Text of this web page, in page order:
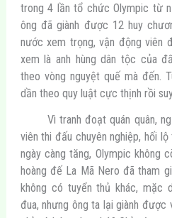
trong 4 lần tổ chức Olympic từ
ông đã giành được 12 huy
nước xem trọng, vận động viên
xem là anh hùng dân tộc của
theo vòng nguyệt quế mà đến.
dần theo quy luật cực thịnh rồi
Vì tranh đoạt quán quân,
viên thi đấu chuyên nghiệp, hối
ngày càng tăng, Olympic không
hoàng đế La Mã Nero đã tham
không có tuyển thủ khác, mặc
đua, nhưng ông ta lại giành